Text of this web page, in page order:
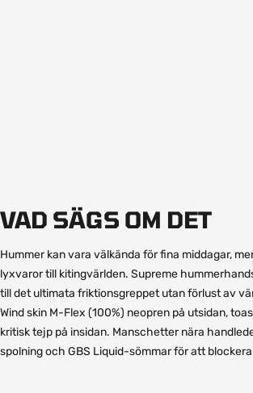
VAD SÄGS OM DET
Hummer kan vara välkända för fina middagar,
lyxvaror till kitingvärlden. Supreme
till det ultimata friktionsgreppet utan förlust av
Wind skin M-Flex (100%) neopren på utsidan,
kritisk tejp på insidan. Manschetter nära
spolning och GBS Liquid-sömmar för att